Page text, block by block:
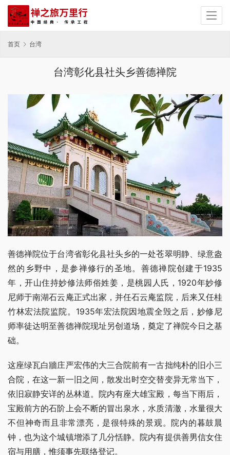
首页 台湾
台湾彰化县社头乡善德禅院
善德禅院位于台湾省彰化县社头乡的一处苍翠明静、绿意盎
然的乡野中，是参禅修行的圣地。善德禅院创建于1935
年，开山住持妙修法师俗姓姜，是桃园人氏，1920年妙修
尼师于南湖石云庵正式出家，并任石云庵监院，后来又任桂
竹林宏法院监院。1935年宏法院因地震全毁之后，妙修尼
师率徒达明至善德禅院现址另创道场，奠定了禅院今日之基
础。
这座绿瓦白牆庄严宏伟的大三合院前有一古拙纯朴的旧小三
合院，在这一新一旧之间，散发出时空交替变异无常当下，
依旧寂静安详的丛林道。院内有座大雄宝殿，每当下雨后，
宝殿前方的石阶上会不断的冒出泉水，水质清澈，水量很大
不但神奇而且非常漂亮，是很特殊的景观。院内的暮鼓晨
钟，也为这个城镇增添了几分恬静。院内有提供善男信女住
宿与用膳，惟须事先联络登记。